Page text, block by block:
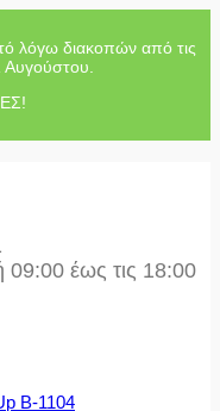
λόγω διακοπών από τις
09:00 έως τις 18:00